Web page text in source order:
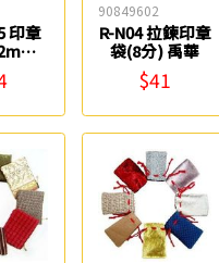
印章
90849602
R-N04 拉鍊印章
袋(8分) 禹華
$41